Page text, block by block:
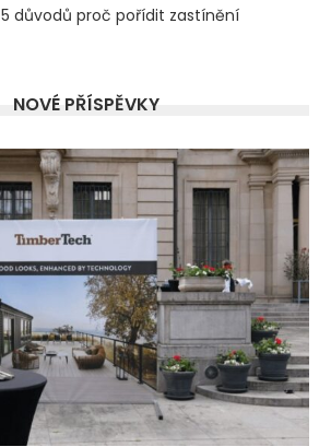
5 důvodů proč pořídit zastínění
NOVÉ PŘÍSPĚVKY